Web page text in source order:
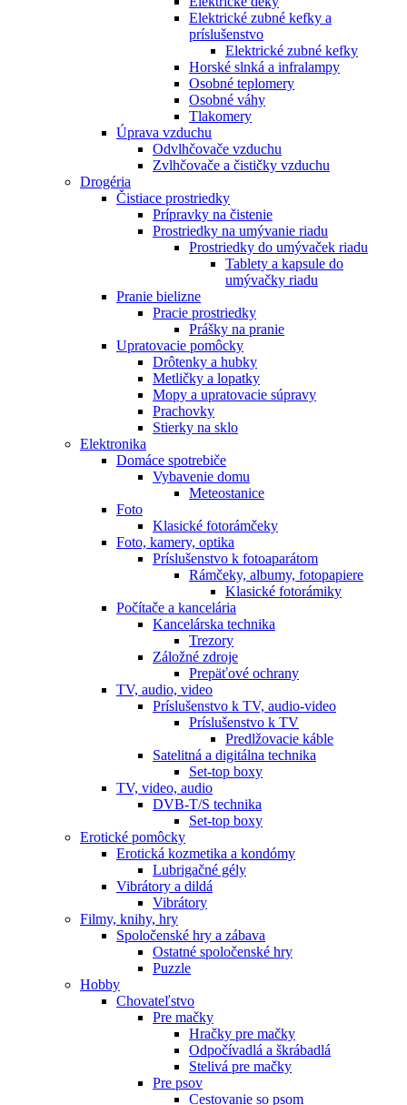
Elektrické zubné kefky a
príslušenstvo
Elektrické zubné kefky
Horské slnká a infralampy
Osobné teplomery
Osobné váhy
Tlakomery
Úprava vzduchu
Odvlhčovače vzduchu
Zvlhčovače a čističky vzduchu
Drogéria
Čistiace prostriedky
Prípravky na čistenie
Prostriedky na umývanie riadu
Prostriedky do umývaček riadu
Tablety a kapsule do
umývačky riadu
Pranie bielizne
Pracie prostriedky
Prášky na pranie
Upratovacie pomôcky
Drôtenky a hubky
Metličky a lopatky
Mopy a upratovacie súpravy
Prachovky
Stierky na sklo
Elektronika
Domáce spotrebiče
Vybavenie domu
Meteostanice
Foto
Klasické fotorámčeky
Foto, kamery, optika
Príslušenstvo k fotoaparátom
Rámčeky, albumy, fotopapiere
Klasické fotorámiky
Počítače a kancelária
Kancelárska technika
Trezory
Záložné zdroje
Prepäťové ochrany
TV, audio, video
Príslušenstvo k TV, audio-video
Príslušenstvo k TV
Predlžovacie káble
Satelitná a digitálna technika
Set-top boxy
TV, video, audio
DVB-T/S technika
Set-top boxy
Erotické pomôcky
Erotická kozmetika a kondómy
Lubrigačné gély
Vibrátory a dildá
Vibrátory
Filmy, knihy, hry
Spoločenské hry a zábava
Ostatné spoločenské hry
Puzzle
Hobby
Chovateľstvo
Pre mačky
Hračky pre mačky
Odpočívadlá a škrábadlá
Stelivá pre mačky
Pre psov
Cestovanie so psom